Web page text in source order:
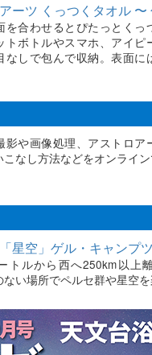
ーツ くっつくタオル 〜
を合わせるとぴたっとくっ
トボトルやスマホ、アイピ
なしで包んで収納。表面に
影や画像処理、アストロア
こなし方法などをオンライ
星空」ゲル・キャンプ
トルから西へ250km以上
ない場所でペルセ群や星空